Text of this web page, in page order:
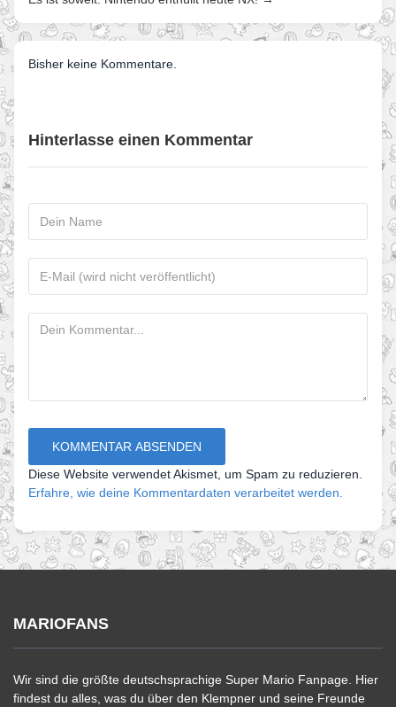
Bisher keine Kommentare.
Hinterlasse einen Kommentar
Diese Website verwendet Akismet, um Spam zu reduzieren.
Erfahre, wie deine Kommentardaten verarbeitet werden.
MARIOFANS
Wir sind die größte deutschsprachige Super Mario Fanpage. Hier
findest du alles, was du über den Klempner und seine Freunde